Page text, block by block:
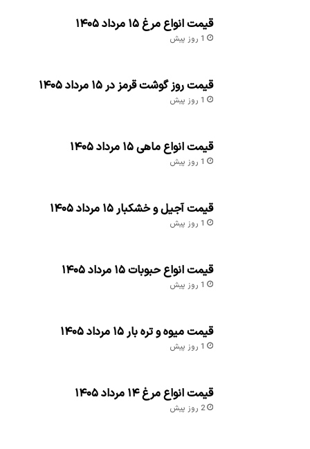
قیمت انواع مرغ ۱۵ مرداد ۱۴۰۵
1 روز پیش
قیمت روز گوشت قرمز در ۱۵ مرداد ۱۴۰۵
1 روز پیش
قیمت انواع ماهی ۱۵ مرداد ۱۴۰۵
1 روز پیش
قیمت آجیل و خشکبار ۱۵ مرداد ۱۴۰۵
1 روز پیش
قیمت انواع حبوبات ۱۵ مرداد ۱۴۰۵
1 روز پیش
قیمت میوه و تره بار ۱۵ مرداد ۱۴۰۵
1 روز پیش
قیمت انواع مرغ ۱۴ مرداد ۱۴۰۵
2 روز پیش